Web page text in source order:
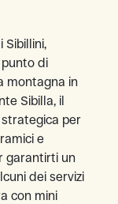
Sibillini,
punto di
montagna in
Sibilla, il
per
e
garantirti un
dei servizi
con mini